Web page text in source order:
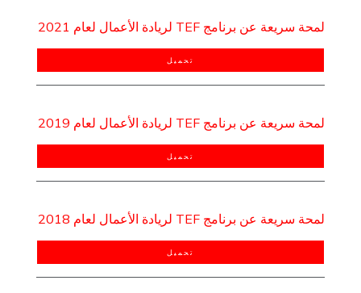
لمحة سريعة عن برنامج TEF لريادة الأعمال لعام 2021
تحميل
لمحة سريعة عن برنامج TEF لريادة الأعمال لعام 2019
تحميل
لمحة سريعة عن برنامج TEF لريادة الأعمال لعام 2018
تحميل